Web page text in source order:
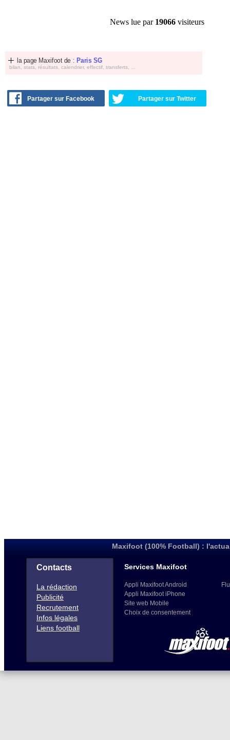
News lue par 19066 visiteurs
la page Maxifoot de : Paris SG
bilan, stats, résultats, calendrier, effectif, transferts, ...
Partager sur Facebook Partager sur Twitter
Maxifoot (100% Football) :
Contacts
La rédaction
Publicité
Recrutement
Infos légales
Liens football
Services Maxifoot
Appli Maxifoot Android
Appli Maxifoot iPhone
Site web Mobile
Choix de consentement